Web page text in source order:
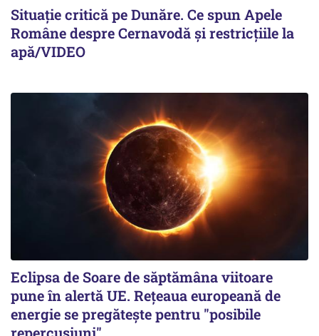
Situație critică pe Dunăre. Ce spun Apele
Române despre Cernavodă și restricțiile la
apă/VIDEO
Eclipsa de Soare de săptămâna viitoare
pune în alertă UE. Rețeaua europeană de
energie se pregătește pentru "posibile